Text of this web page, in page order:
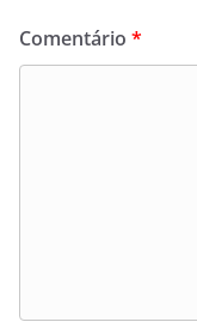
Comentário *